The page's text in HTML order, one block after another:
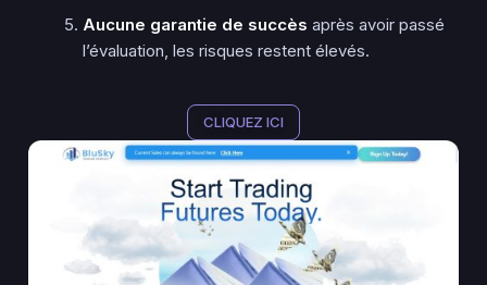
Aucune garantie de succès après avoir passé
l’évaluation, les risques restent élevés.
CLIQUEZ ICI